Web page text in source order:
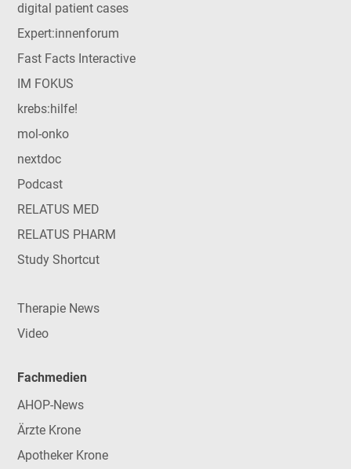
digital patient cases
Expert:innenforum
Fast Facts Interactive
IM FOKUS
krebs:hilfe!
mol-onko
nextdoc
Podcast
RELATUS MED
RELATUS PHARM
Study Shortcut
Therapie News
Video
Fachmedien
AHOP-News
Ärzte Krone
Apotheker Krone